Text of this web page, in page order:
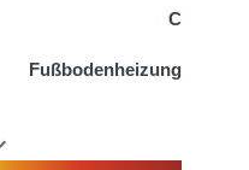
C
Fußbodenheizung